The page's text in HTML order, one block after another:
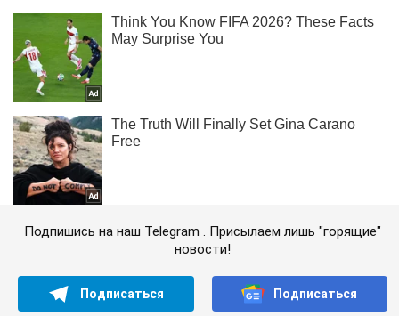
Подпишись на наш Telegram . Присылаем лишь "горящие"
новости!
Подписаться Подписаться